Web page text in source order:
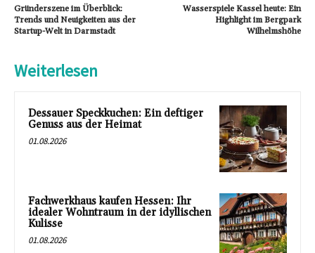
Gründerszene im Überblick:
Trends und Neuigkeiten aus der
Startup-Welt in Darmstadt
Wasserspiele Kassel heute: Ein
Highlight im Bergpark
Wilhelmshöhe
Weiterlesen
Dessauer Speckkuchen: Ein deftiger
Genuss aus der Heimat
01.08.2026
Fachwerkhaus kaufen Hessen: Ihr
idealer Wohntraum in der idyllischen
Kulisse
01.08.2026